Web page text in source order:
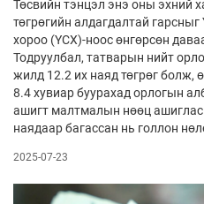
Төсвийн тэнцэл энэ оны эхний
төгрөгийн алдагдалтай
хороо (ҮСХ)-ноос өнгөрсөн
Тодруулбал, татварын нийт
жилд 12.2 их наяд төгрөг болж,
8.4 хувиар буурахад орлогын
ашигт малтмалын нөөц
наядаар багассан нь голлон
2025-07-23